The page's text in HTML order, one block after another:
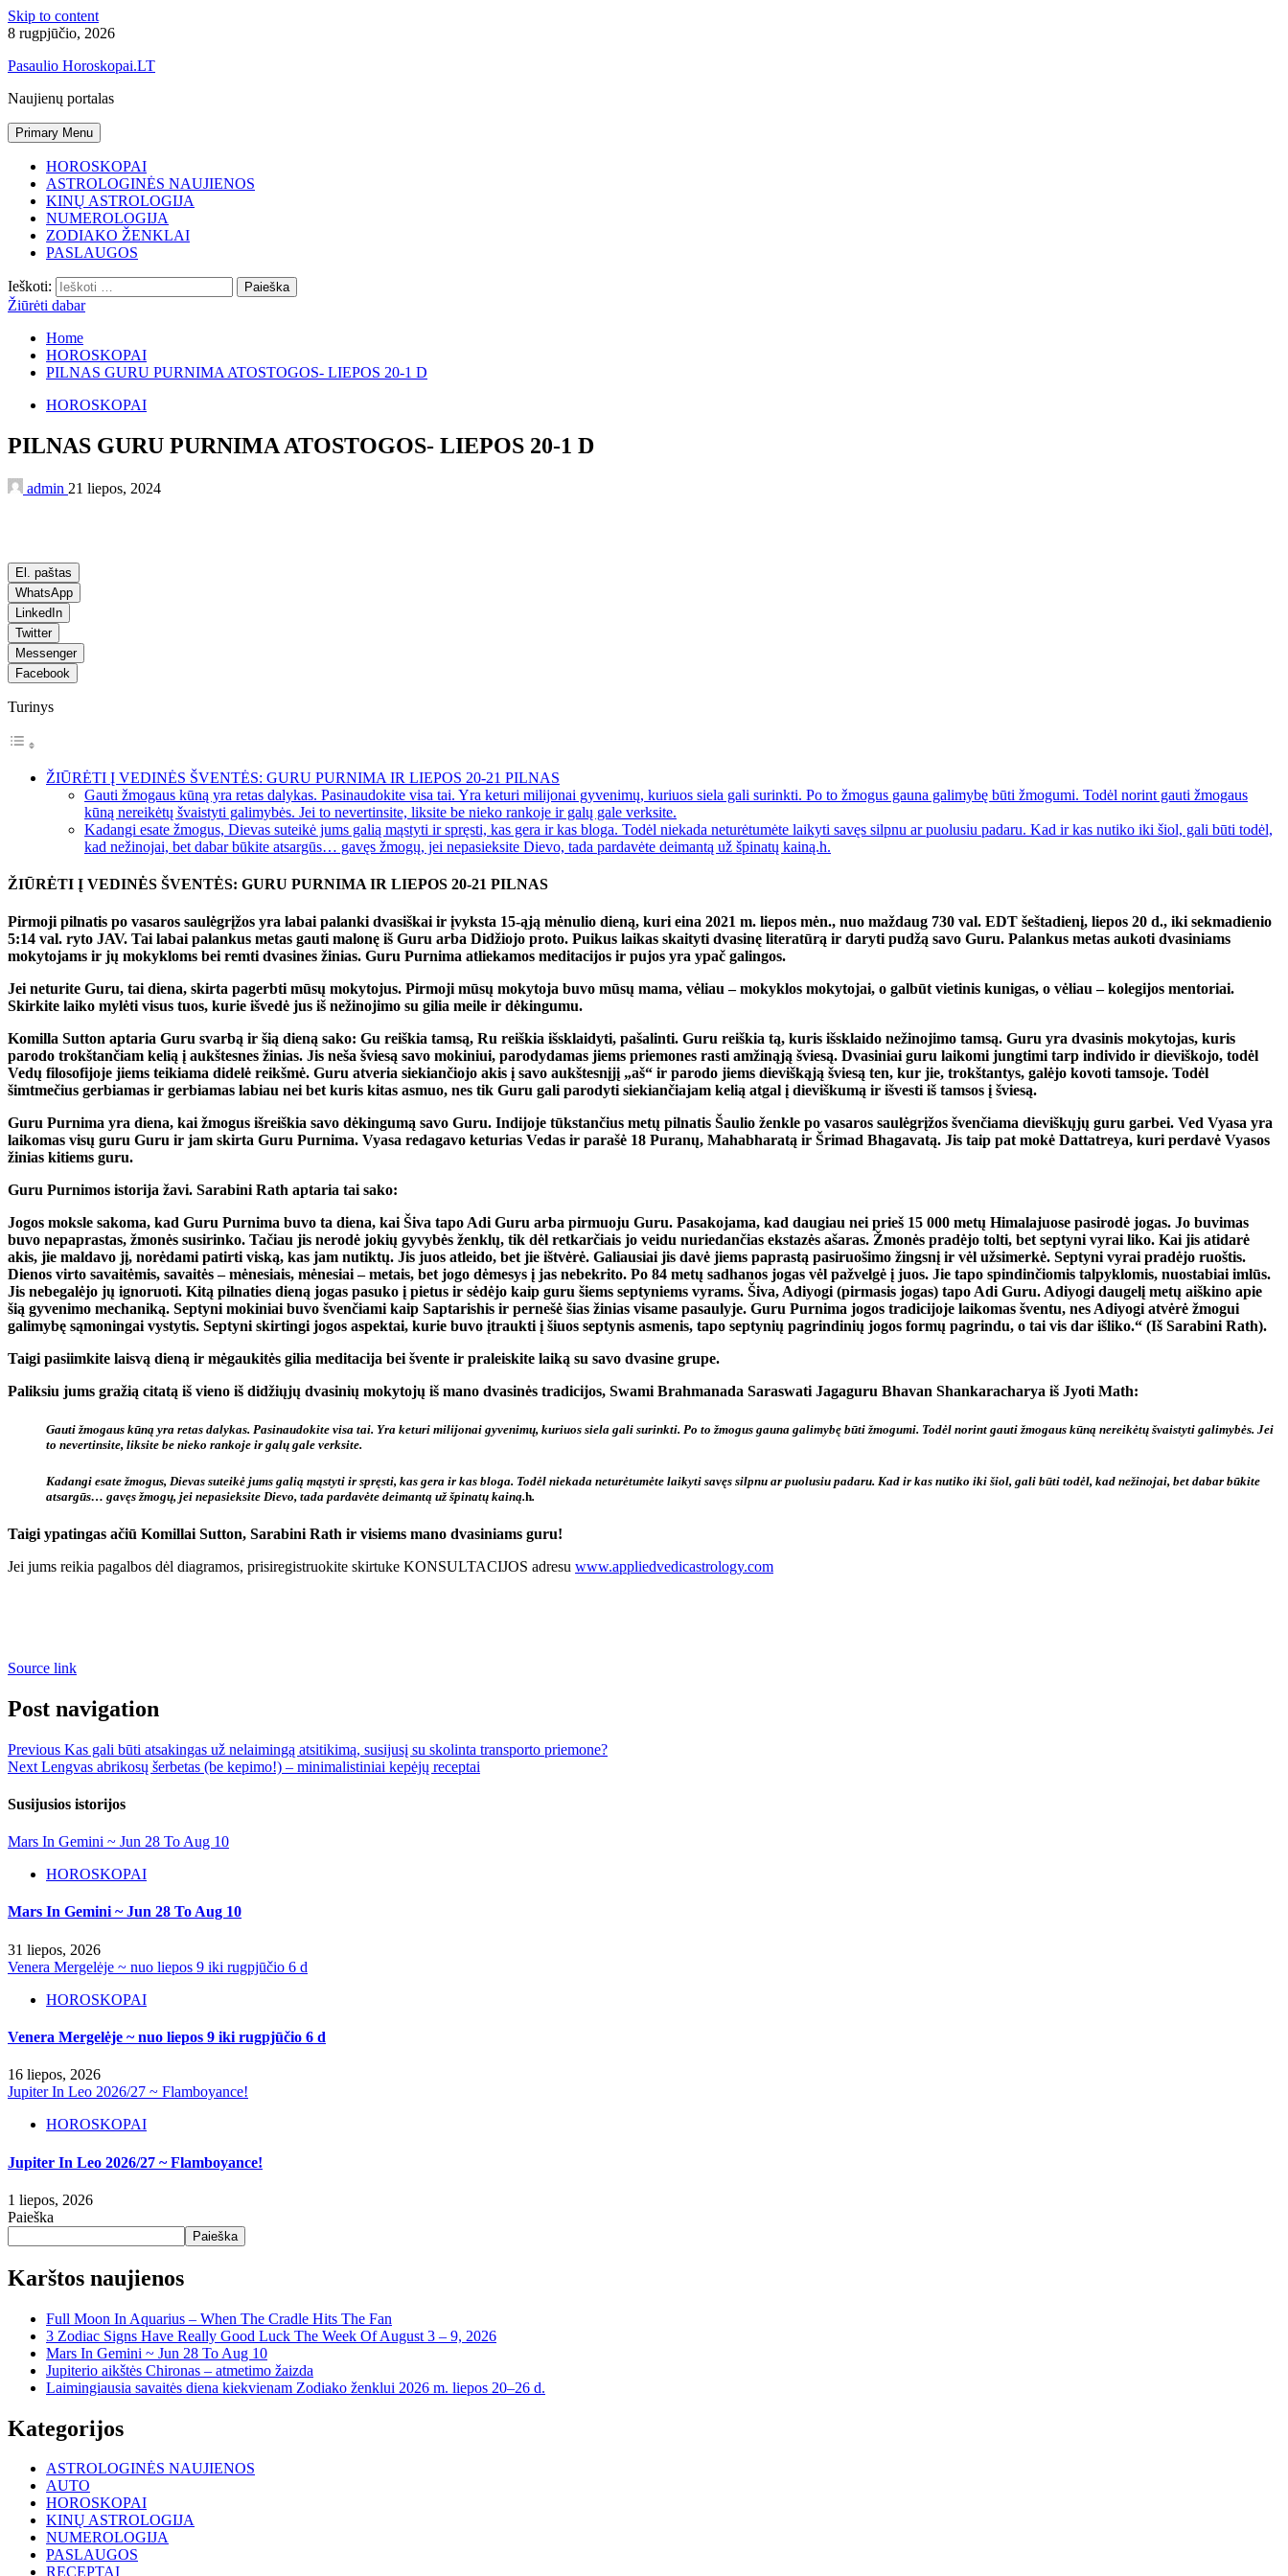
Skip to content
8 rugpjūčio, 2026
Pasaulio Horoskopai.LT
Naujienų portalas
Primary Menu
HOROSKOPAI
ASTROLOGINĖS NAUJIENOS
KINŲ ASTROLOGIJA
NUMEROLOGIJA
ZODIAKO ŽENKLAI
PASLAUGOS
Ieškoti:
Žiūrėti dabar
Home
HOROSKOPAI
PILNAS GURU PURNIMA ATOSTOGOS- LIEPOS 20-1 D
HOROSKOPAI
PILNAS GURU PURNIMA ATOSTOGOS- LIEPOS 20-1 D
admin 21 liepos, 2024
El. paštas
WhatsApp
LinkedIn
Twitter
Messenger
Facebook
Turinys
ŽIŪRĖTI Į VEDINĖS ŠVENTĖS: GURU PURNIMA IR LIEPOS 20-21 PILNAS
Gauti žmogaus kūną yra retas dalykas. Pasinaudokite visa tai. Yra keturi milijonai gyvenimų, kuriuos siela gali surinkti. Po to žmogus gauna galimybę būti žmogumi. Todėl norint gauti žmogaus
kūną nereikėtų švaistyti galimybės. Jei to nevertinsite, liksite be nieko rankoje ir galų gale verksite.
Kadangi esate žmogus, Dievas suteikė jums galią mąstyti ir spręsti, kas gera ir kas bloga. Todėl niekada neturėtumėte laikyti savęs silpnu ar puolusiu padaru. Kad ir kas nutiko iki šiol, gali būti todėl,
kad nežinojai, bet dabar būkite atsargūs… gavęs žmogų, jei nepasieksite Dievo, tada pardavėte deimantą už špinatų kainą.h.
ŽIŪRĖTI Į VEDINĖS ŠVENTĖS: GURU PURNIMA IR LIEPOS 20-21 PILNAS
Pirmoji pilnatis po vasaros saulėgrįžos yra labai palanki dvasiškai ir įvyksta 15-ąją mėnulio dieną, kuri eina 2021 m. liepos mėn., nuo maždaug 730 val. EDT šeštadienį, liepos 20 d., iki sekmadienio
5:14 val. ryto JAV. Tai labai palankus metas gauti malonę iš Guru arba Didžiojo proto. Puikus laikas skaityti dvasinę literatūrą ir daryti pudžą savo Guru. Palankus metas aukoti dvasiniams
mokytojams ir jų mokykloms bei remti dvasines žinias. Guru Purnima atliekamos meditacijos ir pujos yra ypač galingos.
Jei neturite Guru, tai diena, skirta pagerbti mūsų mokytojus. Pirmoji mūsų mokytoja buvo mūsų mama, vėliau – mokyklos mokytojai, o galbūt vietinis kunigas, o vėliau – kolegijos mentoriai.
Skirkite laiko mylėti visus tuos, kurie išvedė jus iš nežinojimo su gilia meile ir dėkingumu.
Komilla Sutton aptaria Guru svarbą ir šią dieną sako: Gu reiškia tamsą, Ru reiškia išsklaidyti, pašalinti. Guru reiškia tą, kuris išsklaido nežinojimo tamsą. Guru yra dvasinis mokytojas, kuris
parodo trokštančiam kelią į aukštesnes žinias. Jis neša šviesą savo mokiniui, parodydamas jiems priemones rasti amžinąją šviesą. Dvasiniai guru laikomi jungtimi tarp individo ir dieviškojo, todėl
Vedų filosofijoje jiems teikiama didelė reikšmė. Guru atveria siekiančiojo akis į savo aukštesnįjį „aš“ ir parodo jiems dieviškąją šviesą ten, kur jie, trokštantys, galėjo kovoti tamsoje. Todėl
šimtmečius gerbiamas ir gerbiamas labiau nei bet kuris kitas asmuo, nes tik Guru gali parodyti siekiančiajam kelią atgal į dieviškumą ir išvesti iš tamsos į šviesą.
Guru Purnima yra diena, kai žmogus išreiškia savo dėkingumą savo Guru. Indijoje tūkstančius metų pilnatis Šaulio ženkle po vasaros saulėgrįžos švenčiama dieviškųjų guru garbei. Ved Vyasa yra
laikomas visų guru Guru ir jam skirta Guru Purnima. Vyasa redagavo keturias Vedas ir parašė 18 Puranų, Mahabharatą ir Šrimad Bhagavatą. Jis taip pat mokė Dattatreya, kuri perdavė Vyasos
žinias kitiems guru.
Guru Purnimos istorija žavi. Sarabini Rath aptaria tai sako:
Jogos moksle sakoma, kad Guru Purnima buvo ta diena, kai Šiva tapo Adi Guru arba pirmuoju Guru. Pasakojama, kad daugiau nei prieš 15 000 metų Himalajuose pasirodė jogas. Jo buvimas
buvo nepaprastas, žmonės susirinko. Tačiau jis nerodė jokių gyvybės ženklų, tik dėl retkarčiais jo veidu nuriedančias ekstazės ašaras. Žmonės pradėjo tolti, bet septyni vyrai liko. Kai jis atidarė
akis, jie maldavo jį, norėdami patirti viską, kas jam nutiktų. Jis juos atleido, bet jie ištvėrė. Galiausiai jis davė jiems paprastą pasiruošimo žingsnį ir vėl užsimerkė. Septyni vyrai pradėjo ruoštis.
Dienos virto savaitėmis, savaitės – mėnesiais, mėnesiai – metais, bet jogo dėmesys į jas nebekrito. Po 84 metų sadhanos jogas vėl pažvelgė į juos. Jie tapo spindinčiomis talpyklomis, nuostabiai imlūs.
Jis nebegalėjo jų ignoruoti. Kitą pilnaties dieną jogas pasuko į pietus ir sėdėjo kaip guru šiems septyniems vyrams. Šiva, Adiyogi (pirmasis jogas) tapo Adi Guru. Adiyogi daugelį metų aiškino apie
šią gyvenimo mechaniką. Septyni mokiniai buvo švenčiami kaip Saptarishis ir pernešė šias žinias visame pasaulyje. Guru Purnima jogos tradicijoje laikomas šventu, nes Adiyogi atvėrė žmogui
galimybę sąmoningai vystytis. Septyni skirtingi jogos aspektai, kurie buvo įtraukti į šiuos septynis asmenis, tapo septynių pagrindinių jogos formų pagrindu, o tai vis dar išliko.“ (Iš Sarabini Rath).
Taigi pasiimkite laisvą dieną ir mėgaukitės gilia meditacija bei švente ir praleiskite laiką su savo dvasine grupe.
Paliksiu jums gražią citatą iš vieno iš didžiųjų dvasinių mokytojų iš mano dvasinės tradicijos, Swami Brahmanada Saraswati Jagaguru Bhavan Shankaracharya iš Jyoti Math:
Gauti žmogaus kūną yra retas dalykas. Pasinaudokite visa tai. Yra keturi milijonai gyvenimų, kuriuos siela gali surinkti. Po to žmogus gauna galimybę būti žmogumi. Todėl norint gauti žmogaus kūną nereikėtų švaistyti galimybės. Jei
to nevertinsite, liksite be nieko rankoje ir galų gale verksite.
Kadangi esate žmogus, Dievas suteikė jums galią mąstyti ir spręsti, kas gera ir kas bloga. Todėl niekada neturėtumėte laikyti savęs silpnu ar puolusiu padaru. Kad ir kas nutiko iki šiol, gali būti todėl, kad nežinojai, bet dabar būkite
atsargūs… gavęs žmogų, jei nepasieksite Dievo, tada pardavėte deimantą už špinatų kainą.h.
Taigi ypatingas ačiū Komillai Sutton, Sarabini Rath ir visiems mano dvasiniams guru!
Jei jums reikia pagalbos dėl diagramos, prisiregistruokite skirtuke KONSULTACIJOS adresu www.appliedvedicastrology.com
Source link
Post navigation
Previous Kas gali būti atsakingas už nelaimingą atsitikimą, susijusį su skolinta transporto priemone?
Next Lengvas abrikosų šerbetas (be kepimo!) – minimalistiniai kepėjų receptai
Susijusios istorijos
Mars In Gemini ~ Jun 28 To Aug 10
HOROSKOPAI
Mars In Gemini ~ Jun 28 To Aug 10
31 liepos, 2026
Venera Mergelėje ~ nuo liepos 9 iki rugpjūčio 6 d
HOROSKOPAI
Venera Mergelėje ~ nuo liepos 9 iki rugpjūčio 6 d
16 liepos, 2026
Jupiter In Leo 2026/27 ~ Flamboyance!
HOROSKOPAI
Jupiter In Leo 2026/27 ~ Flamboyance!
1 liepos, 2026
Paieška
Paieška
Karštos naujienos
Full Moon In Aquarius – When The Cradle Hits The Fan
3 Zodiac Signs Have Really Good Luck The Week Of August 3 – 9, 2026
Mars In Gemini ~ Jun 28 To Aug 10
Jupiterio aikštės Chironas – atmetimo žaizda
Laimingiausia savaitės diena kiekvienam Zodiako ženklui 2026 m. liepos 20–26 d.
Kategorijos
ASTROLOGINĖS NAUJIENOS
AUTO
HOROSKOPAI
KINŲ ASTROLOGIJA
NUMEROLOGIJA
PASLAUGOS
RECEPTAI